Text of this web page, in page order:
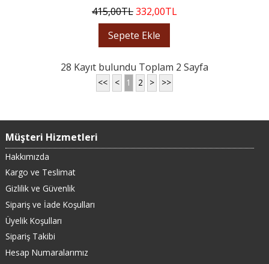
415,00TL332,00TL
Sepete Ekle
28 Kayıt bulundu Toplam 2 Sayfa
<< < 1 2 > >>
Müşteri Hizmetleri
Hakkımızda
Kargo ve Teslimat
Gizlilik ve Güvenlik
Sipariş ve İade Koşulları
Üyelik Koşulları
Sipariş Takibi
Hesap Numaralarımız